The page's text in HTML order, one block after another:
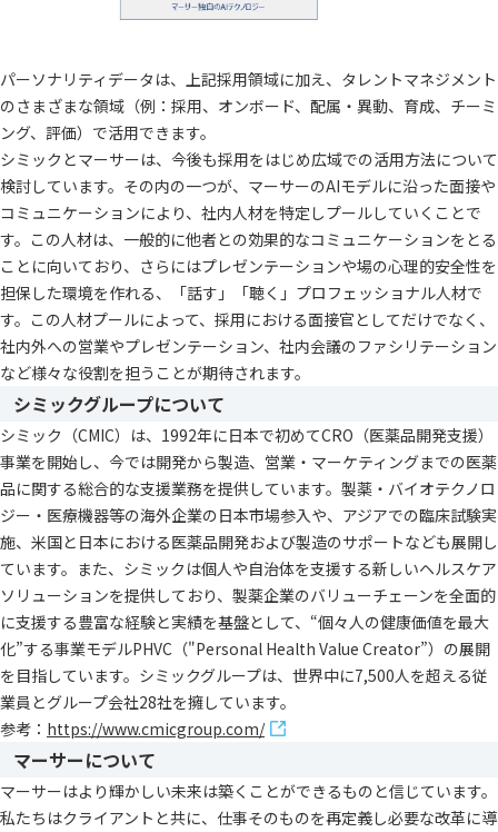
パーソナリティデータは、上記採用領域に加え、タレントマネジメント
のさまざまな領域（例：採用、オンボード、配属・異動、育成、チーミ
ング、評価）で活用できます。
シミックとマーサーは、今後も採用をはじめ広域での活用方法について
検討しています。その内の一つが、マーサーのAIモデルに沿った面接や
コミュニケーションにより、社内人材を特定しプールしていくことで
す。この人材は、一般的に他者との効果的なコミュニケーションをとる
ことに向いており、さらにはプレゼンテーションや場の心理的安全性を
担保した環境を作れる、「話す」「聴く」プロフェッショナル人材で
す。この人材プールによって、採用における面接官としてだけでなく、
社内外への営業やプレゼンテーション、社内会議のファシリテーション
など様々な役割を担うことが期待されます。
シミックグループについて
シミック（CMIC）は、1992年に日本で初めてCRO（医薬品開発支援）
事業を開始し、今では開発から製造、営業・マーケティングまでの医薬
品に関する総合的な支援業務を提供しています。製薬・バイオテクノロ
ジー・医療機器等の海外企業の日本市場参入や、アジアでの臨床試験実
施、米国と日本における医薬品開発および製造のサポートなども展開し
ています。また、シミックは個人や自治体を支援する新しいヘルスケア
ソリューションを提供しており、製薬企業のバリューチェーンを全面的
に支援する豊富な経験と実績を基盤として、“個々人の健康価値を最大
化”する事業モデルPHVC（"Personal Health Value Creator”）の展開
を目指しています。シミックグループは、世界中に7,500人を超える従
業員とグループ会社28社を擁しています。
参考： https://www.cmicgroup.com/
マーサーについて
マーサーはより輝かしい未来は築くことができるものと信じています。
私たちはクライアントと共に、仕事そのものを再定義し必要な改革に導